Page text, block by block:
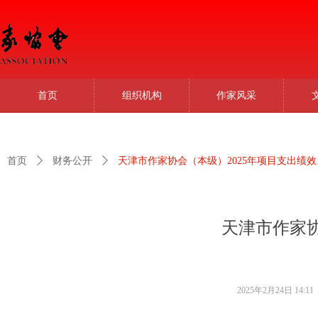
首页 组织机构 作家风采
天津市作家
首页 ꄲ 财务公开 ꄲ 天津市作家协会（本级）2025年项目支出绩
2025年2月24日 14:11